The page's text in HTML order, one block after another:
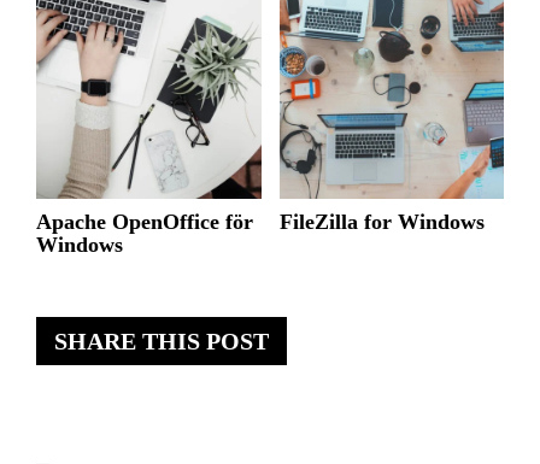
SHARE THIS POST
Apache OpenOffice för
Windows
FileZilla for Windows